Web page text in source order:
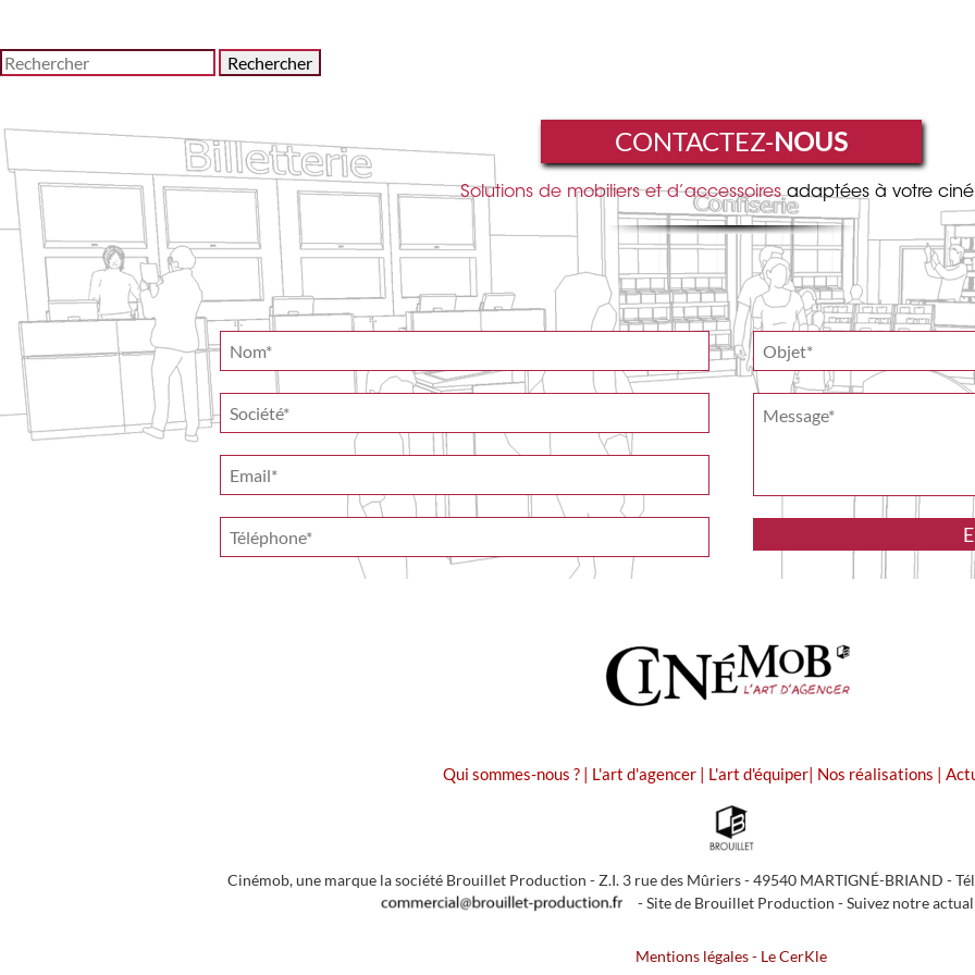
Rechercher
CONTACTEZ-NOUS
Solutions de mobiliers et d’accessoiresadaptées à votre
Qui sommes-nous ? L'art d'agencer L'art d'équiper Nos réalisations
Cinémob, une marque la société Brouillet Production - Z.I. 3 rue des Mûriers - 49540 MARTIGNÉ-BRIAND -
-Site de Brouillet Production -Suivez notre
Mentions légales- Le CerKle